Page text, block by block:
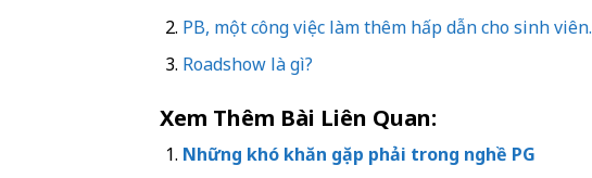
PB, một công việc làm thêm hấp dẫn cho sinh viên.
Roadshow là gì?
Xem Thêm Bài Liên Quan:
Những khó khăn gặp phải trong nghề PG